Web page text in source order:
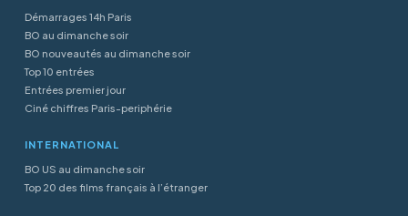
Démarrages 14h Paris
BO au dimanche soir
BO nouveautés au dimanche soir
Top 10 entrées
Entrées premier jour
Ciné chiffres Paris-periphérie
INTERNATIONAL
BO US au dimanche soir
Top 20 des films français à l’étranger